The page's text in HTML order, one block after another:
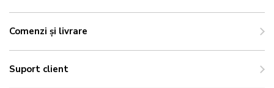
Comenzi și livrare
Suport client